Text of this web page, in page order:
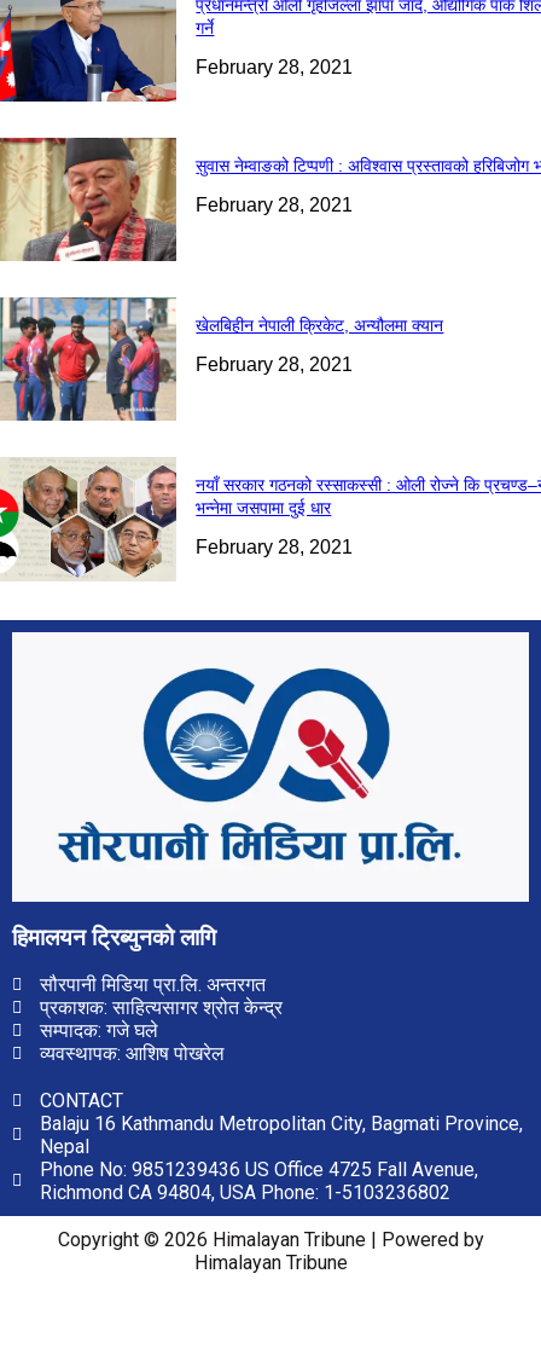
प्रधानमन्त्री ओली गृहजिल्ला झापा जाँदै, औद्योगिक पार्क
गर्ने
February 28, 2021
सुवास नेम्वाङको टिप्पणी : अविश्वास प्रस्तावको हरिबिजोग
February 28, 2021
खेलबिहीन नेपाली क्रिकेट, अन्यौलमा क्यान
February 28, 2021
नयाँ सरकार गठनको रस्साकस्सी : ओली रोज्ने कि
भन्नेमा जसपामा दुई धार
February 28, 2021
हिमालयन ट्रिब्युनको लागि
सौरपानी मिडिया प्रा.लि. अन्तरगत
प्रकाशक: साहित्यसागर श्रोत केन्द्र
सम्पादक: गजे घले
व्यवस्थापक: आशिष पोखरेल
CONTACT
Balaju 16 Kathmandu Metropolitan City, Bagmati Province,
Nepal
Phone No: 9851239436 US Office 4725 Fall Avenue,
Richmond CA 94804, USA Phone: 1-5103236802
Copyright © 2026 Himalayan Tribune | Powered by
Himalayan Tribune